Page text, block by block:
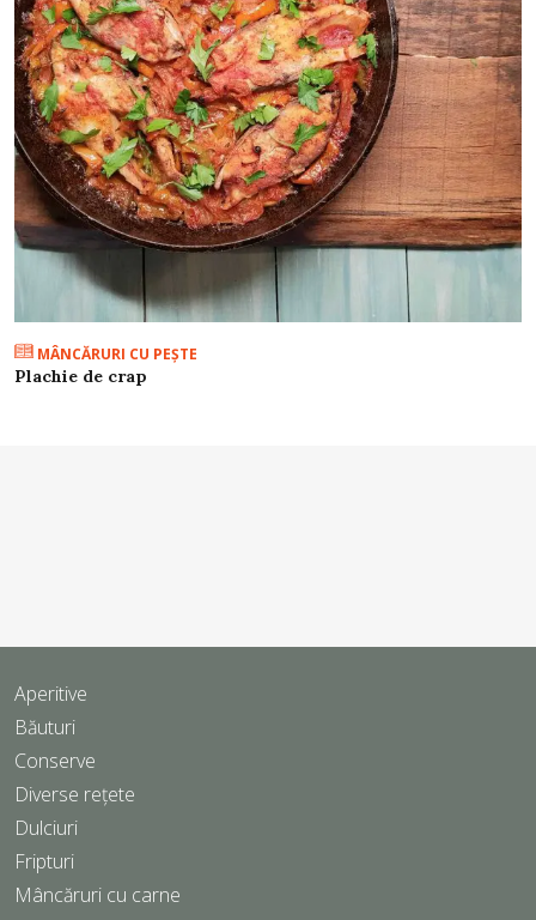
MÂNCĂRURI CU PEŞTE
Plachie de crap
Aperitive
Băuturi
Conserve
Diverse rețete
Dulciuri
Fripturi
Mâncăruri cu carne